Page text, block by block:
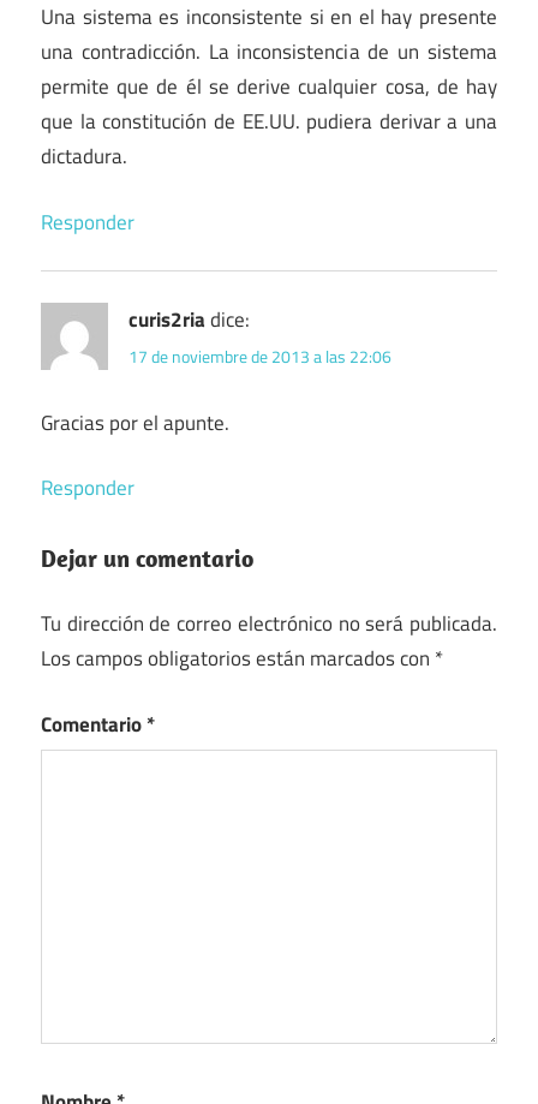
Una sistema es inconsistente si en el hay presente
una contradicción. La inconsistencia de un sistema
permite que de él se derive cualquier cosa, de hay
que la constitución de EE.UU. pudiera derivar a una
dictadura.
Responder
curis2riadice:
17 de noviembre de 2013 a las 22:06
Gracias por el apunte.
Responder
Dejar un comentario
Tu dirección de correo electrónico no será publicada.
Los campos obligatorios están marcados con *
Comentario*